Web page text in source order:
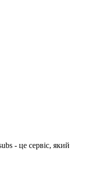
- це сервіс, який